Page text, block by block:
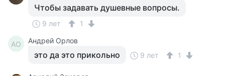
Чтобы задавать душевные вопросы.
9 лет 1
АО Андрей Орлов
это да это прикольно 9 лет 1